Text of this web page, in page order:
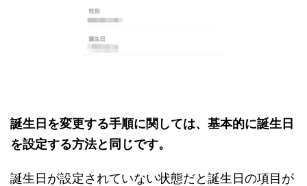
誕生日を変更する手順に関しては、基本的に誕生日
を設定する方法と同じです。
誕生日が設定されていない状態だと誕生日の項目が